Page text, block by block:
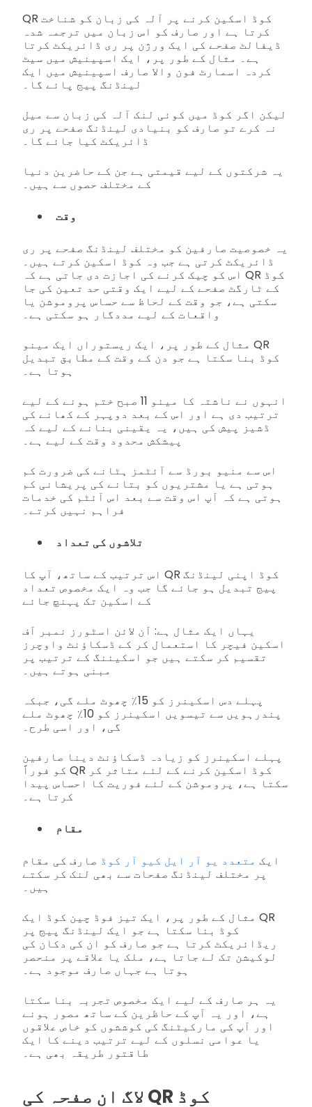
QR کوڈ اسکین کرنے پر آلہ کی زبان کو شناخت
کرتا ہے اور صارف کو اس زبان میں ترجمہ شدہ
ڈیفالٹ صفحے کی ایک ورژن پر ری ڈائریکٹ کرتا
ہے۔ مثال کے طور پر، ایک اسپینیش میں سیٹ
کردہ اسمارٹ فون والا صارف اسپینیش میں ایک
لینڈنگ پیج پائے گا۔
لیکن اگر کوڈ میں کوئی لنک آلہ کی زبان سے میل
نہ کرے تو صارف کو بنیادی لینڈنگ صفحے پر ری
ڈائریکٹ کیا جائے گا۔
یہ شرکتوں کے لیے قیمتی ہے جن کے حاضرین دنیا
کے مختلف حصوں سے ہیں۔
وقت
یہ خصوصیت صارفین کو مختلف لینڈنگ صفحے پر ری
ڈائریکٹ کرتی ہے جب وہ کوڈ اسکین کرتے ہیں۔
اس کو چیک کرنے کی اجازت دی جاتی ہے کہ QR کوڈ
کے ٹارگٹ صفحے کے لیے ایک وقتی حد تعین کی جا
سکتی ہے، جو وقت کے لحاظ سے حساس پروموشن یا
واقعات کے لیے مددگار ہو سکتی ہے۔
مثال کے طور پر، ایک ریستوراں ایک مینو QR
کوڈ بنا سکتا ہے جو دن کے وقت کے مطابق تبدیل
ہوتا ہے۔
انہوں نے ناشتہ کا مینو 11 صبح ختم ہونے کے لیے
ترتیب دی ہے اور اس کے بعد دوپہر کے کھانے کی
ڈشیز پیش کی ہیں، یہ یقینی بنانے کے لیے کہ
پیشکش محدود وقت کے لیے ہے۔
اس سے منیو بورڈ سے آئٹمز ہٹانے کی ضرورت کم
ہوتی ہے یا مشتریوں کو بتانے کی پریشانی کم
ہوتی ہے کہ آپ اس وقت سے بعد اس آئٹم کی خدمات
فراہم نہیں کرتے۔
تلاشوں کی تعداد
اس ترتیب کے ساتھ، آپ کا QR کوڈ اپنی لینڈنگ
پیج تبدیل ہو جائے گا جب وہ ایک مخصوص تعداد
کے اسکین تک پہنچ جائے
یہاں ایک مثال ہے: آن لائن اسٹورز نمبر آف
اسکین فیچر کا استعمال کر کے ڈسکاؤنٹ واوچرز
تقسیم کر سکتے ہیں جو اسکیننگ کے ترتیب پر
مبنی ہوتے ہیں۔
پہلے دس اسکینرز کو 15٪ چھوٹ ملے گی، جبکہ
پندرہویں سے تیسویں اسکینرز کو 10٪ چھوٹ ملے
گی، اور اسی طرح۔
پہلے اسکینرز کو زیادہ ڈسکاؤنٹ دینا صارفین
کو فوراً QR کوڈ اسکین کرنے کے لئے متاثر کر
سکتا ہے، پروموشن کے لئے فوریت کا احساس پیدا
کرتا ہے۔
مقام
ایک متعدد یو آر ایل کیو آر کوڈ صارف کی مقام
پر مختلف لینڈنگ صفحات سے بھی لنک کر سکتے
ہیں۔
مثال کے طور پر، ایک تیز فوڈ چین کوڈ ایک QR
کوڈ بنا سکتا ہے جو ایک لینڈنگ پیج پر
ریڈائریکٹ کرتا ہے جو صارف کو ان کی دکان کی
لوکیشن تک لے جاتا ہے، ملک یا علاقے پر منحصر
ہوتا ہے جہاں صارف موجود ہے۔
یہ ہر صارف کے لیے ایک مخصوص تجربہ بنا سکتا
ہے، اور یہ آپ کے حاظرین کے ساتھ مصور ہونے
اور آپ کی مارکیٹنگ کی کوششوں کو خاص علاقوں
یا عوامی نسلوں کے لیے ترتیب دینے کا ایک
طاقتور طریقہ بھی ہے۔
لاگ ان صفحہ کی QR کوڈ